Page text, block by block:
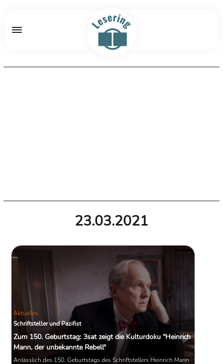
23.03.2021
Aktuelles
Schriftsteller und Pazifist
Zum 150. Geburtstag: 3sat zeigt die Kulturdoku "Heinrich
Mann, der unbekannte Rebell"
Anlässlich des 150. Geburtstags des Schriftstellers Heinrich Mann